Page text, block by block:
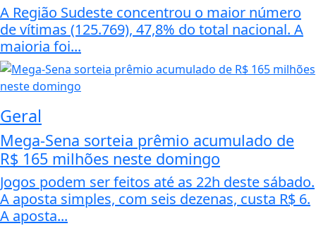
A Região Sudeste concentrou o maior número
de vítimas (125.769), 47,8% do total nacional. A
maioria foi...
Geral
Mega-Sena sorteia prêmio acumulado de
R$ 165 milhões neste domingo
Jogos podem ser feitos até as 22h deste sábado.
A aposta simples, com seis dezenas, custa R$ 6.
A aposta...